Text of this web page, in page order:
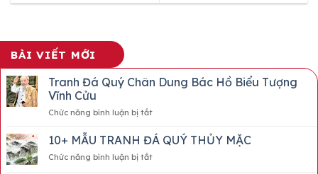
BÀI VIẾT MỚI
Tranh Đá Quý Chân Dung Bác Hồ Biểu Tượng
Vĩnh Cửu
Chức năng bình luận bị tắtở
Đá
Quý
Chân
10+ MẪU TRANH ĐÁ QUÝ THỦY MẶC
Chức năng bình luận bị tắtở